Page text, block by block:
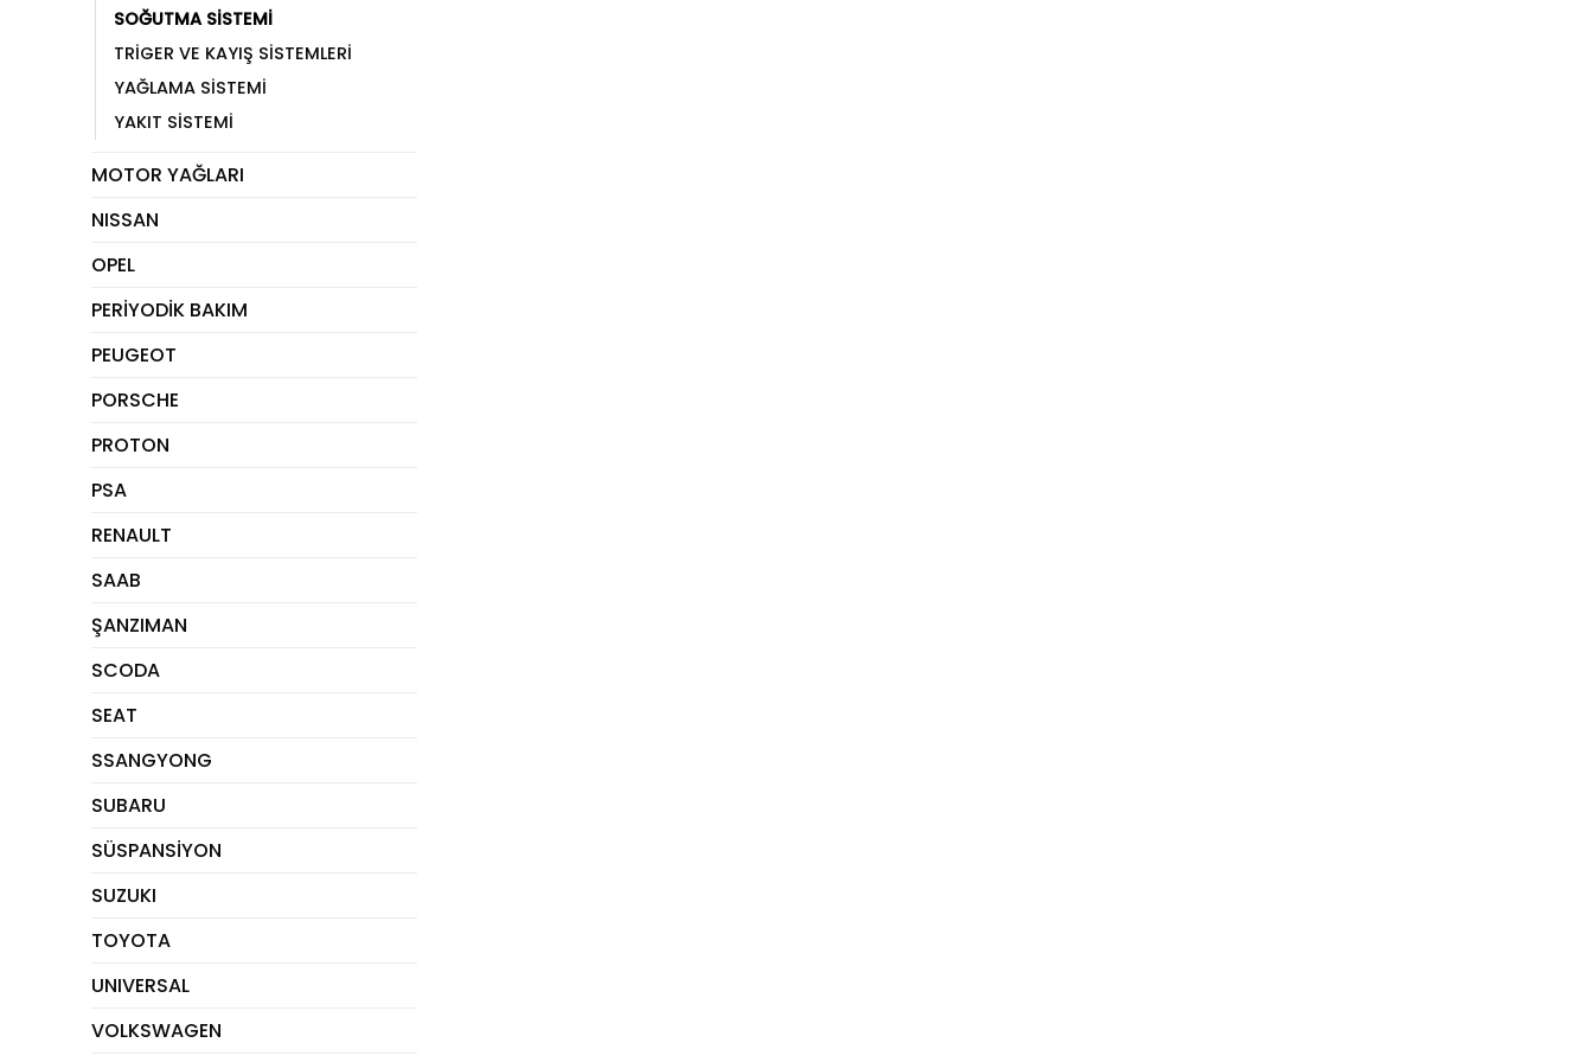
SOĞUTMA SİSTEMİ
TRİGER VE KAYIŞ SİSTEMLERİ
YAĞLAMA SİSTEMİ
YAKIT SİSTEMİ
MOTOR YAĞLARI
NISSAN
OPEL
PERİYODİK BAKIM
PEUGEOT
PORSCHE
PROTON
PSA
RENAULT
SAAB
ŞANZIMAN
SCODA
SEAT
SSANGYONG
SUBARU
SÜSPANSİYON
SUZUKI
TOYOTA
UNIVERSAL
VOLKSWAGEN